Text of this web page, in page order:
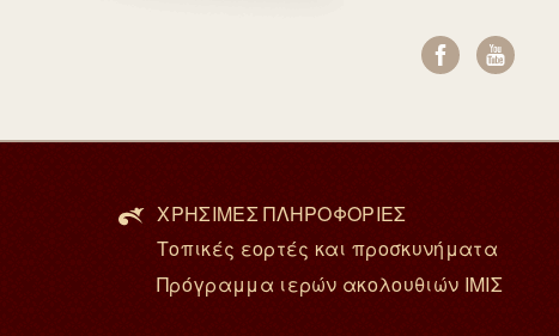
ΧΡΗΣΙΜΕΣ ΠΛΗΡΟΦΟΡΙΕΣ
Τοπικές εορτές και προσκυνήματα
Πρόγραμμα ιερών ακολουθιών ΙΜΙΣ